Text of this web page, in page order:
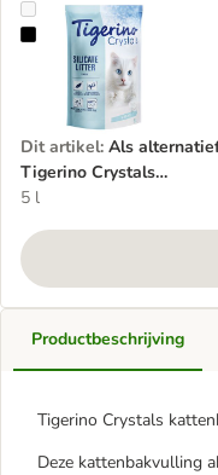
Als alternatief: Tigerino
Dit artikel: Als
Tigerino Crystals
Kattenbakvulling
5 l
Productbeschrijving
Tigerino Crystals
Deze kattenbakvulling